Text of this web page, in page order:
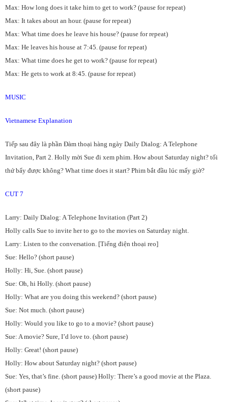
Max: How long does it take him to get to work? (pause for repeat)
Max: It takes about an hour. (pause for repeat)
Max: What time does he leave his house? (pause for repeat)
Max: He leaves his house at 7:45. (pause for repeat)
Max: What time does he get to work? (pause for repeat)
Max: He gets to work at 8:45. (pause for repeat)
MUSIC
Vietnamese Explanation
Tiếp sau đây là phần Đàm thoại hàng ngày Daily Dialog: A Telephone
Invitation, Part 2. Holly mời Sue đi xem phim. How about Saturday night? tối
thứ bẩy được không? What time does it start? Phim bắt đầu lúc mấy giờ?
CUT 7
Larry: Daily Dialog: A Telephone Invitation (Part 2)
Holly calls Sue to invite her to go to the movies on Saturday night.
Larry: Listen to the conversation. [Tiếng điện thoại reo]
Sue: Hello? (short pause)
Holly: Hi, Sue. (short pause)
Sue: Oh, hi Holly. (short pause)
Holly: What are you doing this weekend? (short pause)
Sue: Not much. (short pause)
Holly: Would you like to go to a movie? (short pause)
Sue: A movie? Sure, I’d love to. (short pause)
Holly: Great! (short pause)
Holly: How about Saturday night? (short pause)
Sue: Yes, that’s fine. (short pause) Holly: There’s a good movie at the Plaza.
(short pause)